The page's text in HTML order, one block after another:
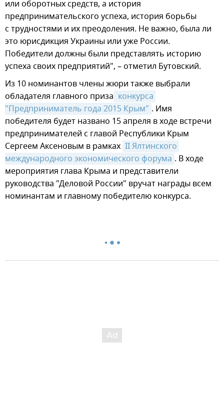
или оборотных средств, а история
предпринимательского успеха, история борьбы
с трудностями и их преодоления. Не важно, была ли
это юрисдикция Украины или уже России.
Победители должны были представлять историю
успеха своих предприятий", – отметил Бутовский.
Из 10 номинантов члены жюри также выбрали
обладателя главного приза конкурса
"Предприниматель года 2015 Крым" . Имя
победителя будет названо 15 апреля в ходе встречи
предпринимателей с главой Республики Крым
Сергеем Аксеновым в рамках II Ялтинского
международного экономического форума . В ходе
мероприятия глава Крыма и представители
руководства "Деловой России" вручат награды всем
номинантам и главному победителю конкурса.